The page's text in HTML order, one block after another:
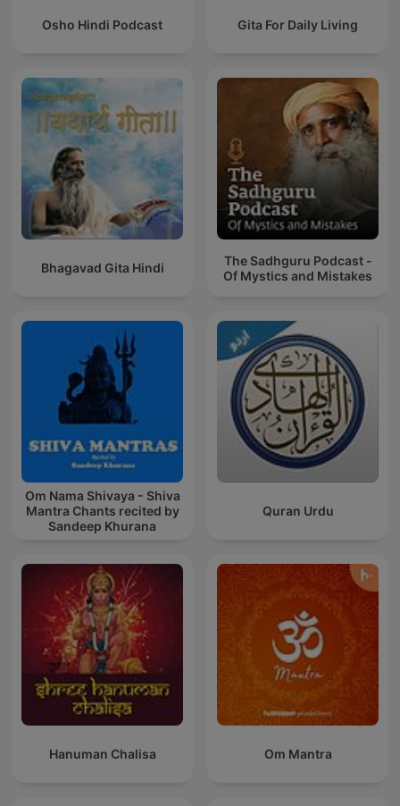
Osho Hindi Podcast Gita For Daily Living
Bhagavad Gita Hindi
The Sadhguru Podcast -
Of Mystics and Mistakes
Om Nama Shivaya - Shiva
Mantra Chants recited by
Sandeep Khurana
Quran Urdu
Hanuman Chalisa Om Mantra